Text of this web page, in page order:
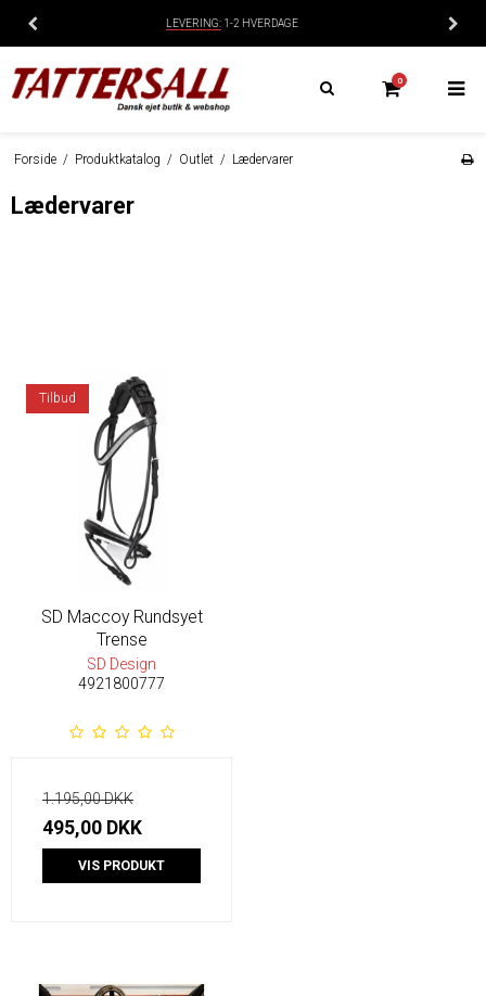
14 DAGES BYTTE-/RETURRET
0
Forside / Produktkatalog / Outlet / Lædervarer
Lædervarer
Tilbud
SD Maccoy Rundsyet
Trense
SD Design
4921800777
1.195,00 DKK
495,00 DKK
VIS PRODUKT